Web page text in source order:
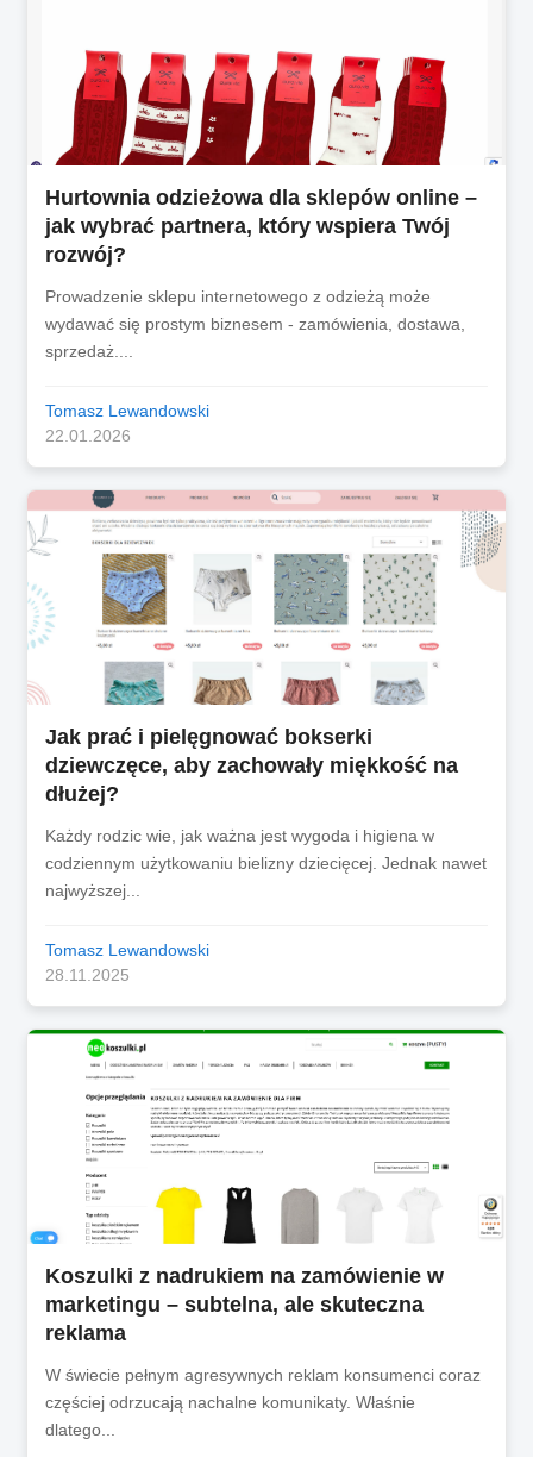
Hurtownia odzieżowa dla sklepów online –
jak wybrać partnera, który wspiera Twój
rozwój?
Prowadzenie sklepu internetowego z odzieżą może
wydawać się prostym biznesem - zamówienia, dostawa,
sprzedaż....
Tomasz Lewandowski
22.01.2026
Jak prać i pielęgnować bokserki
dziewczęce, aby zachowały miękkość na
dłużej?
Każdy rodzic wie, jak ważna jest wygoda i higiena w
codziennym użytkowaniu bielizny dziecięcej. Jednak nawet
najwyższej...
Tomasz Lewandowski
28.11.2025
Koszulki z nadrukiem na zamówienie w
marketingu – subtelna, ale skuteczna
reklama
W świecie pełnym agresywnych reklam konsumenci coraz
częściej odrzucają nachalne komunikaty. Właśnie
dlatego...